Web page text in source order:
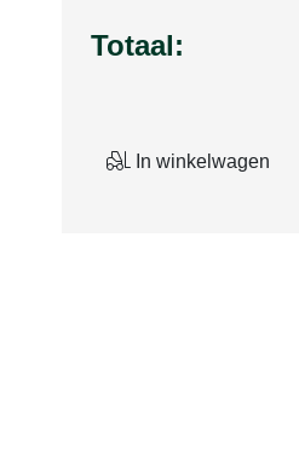
Totaal:
In winkelwagen